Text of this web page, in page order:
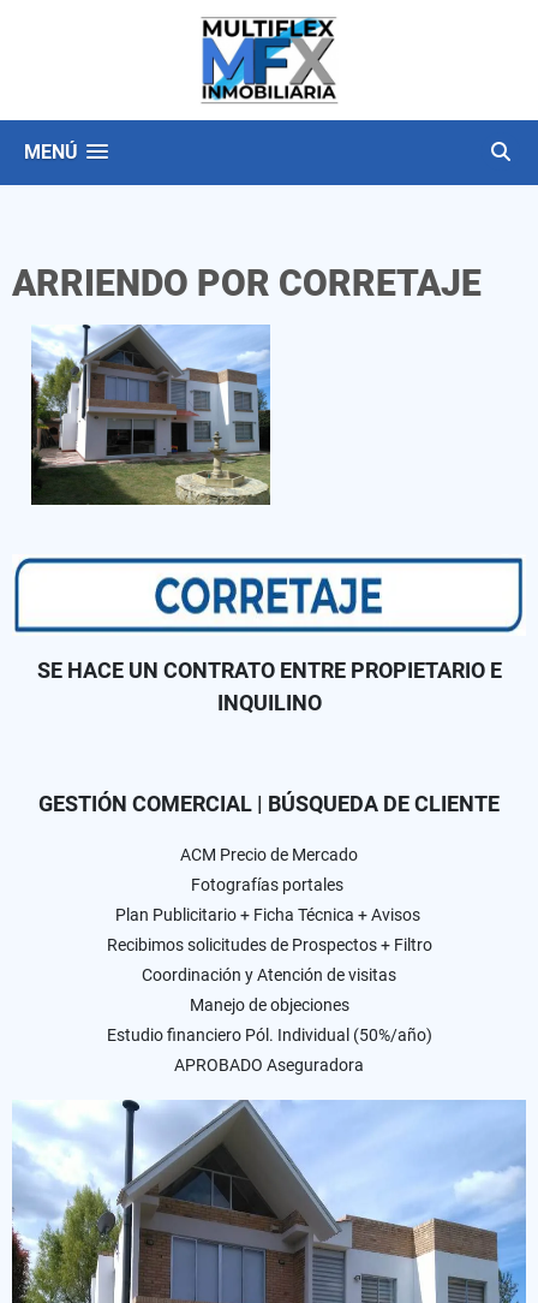
MENÚ
ARRIENDO POR CORRETAJE
SE HACE UN CONTRATO ENTRE PROPIETARIO E
INQUILINO
GESTIÓN COMERCIAL | BÚSQUEDA DE CLIENTE
ACM Precio de Mercado
Fotografías portales
Plan Publicitario + Ficha Técnica + Avisos
Recibimos solicitudes de Prospectos + Filtro
Coordinación y Atención de visitas
Manejo de objeciones
Estudio financiero Pól. Individual (50%/año)
APROBADO Aseguradora